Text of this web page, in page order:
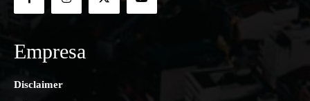
Empresa
Disclaimer